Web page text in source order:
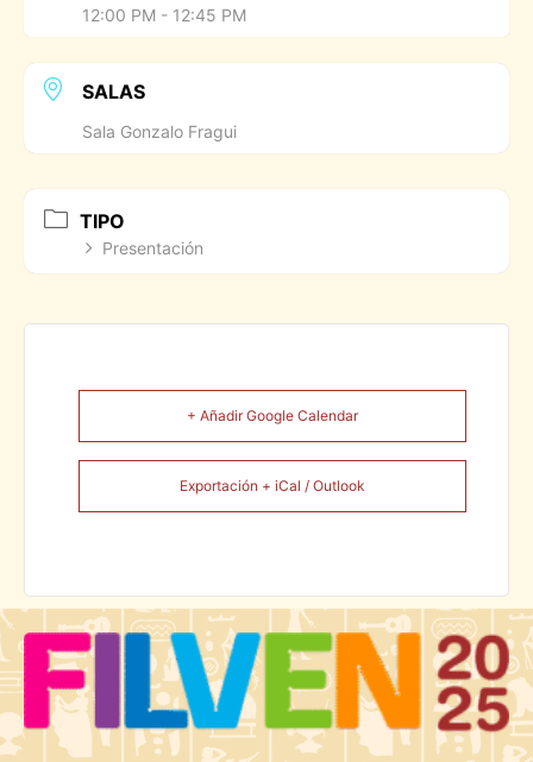
12:00 PM - 12:45 PM
SALAS
Sala Gonzalo Fragui
TIPO
Presentación
+ Añadir Google Calendar
Exportación + iCal / Outlook